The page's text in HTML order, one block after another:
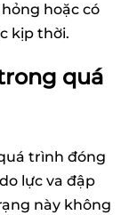
hoặc có
kịp thời.
quá
trình đóng
lực va đập
này không